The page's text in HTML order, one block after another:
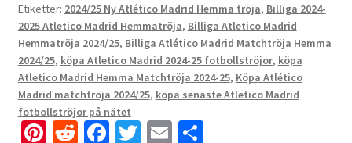
Etiketter: 2024/25 Ny Atlético Madrid Hemma tröja, Billiga 2024-
2025 Atletico Madrid Hemmatröja, Billiga Atletico Madrid
Hemmatröja 2024/25, Billiga Atlético Madrid Matchtröja Hemma
2024/25, köpa Atletico Madrid 2024-25 fotbollströjor, köpa
Atletico Madrid Hemma Matchtröja 2024-25, Köpa Atlético
Madrid matchtröja 2024/25, köpa senaste Atletico Madrid
fotbollströjor på nätet
Pi R Fa T E D